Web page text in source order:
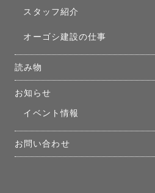
スタッフ紹介
オーゴシ建設の仕事
読み物
お知らせ
イベント情報
お問い合わせ